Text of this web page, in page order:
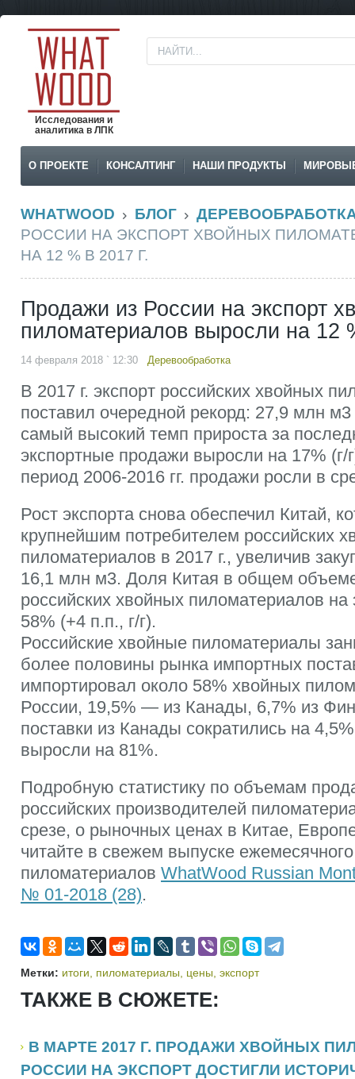
Исследования и
аналитика в ЛПК
О ПРОЕКТЕ КОНСАЛТИНГ НАШИ ПРОДУКТЫ
WHATWOOD БЛОГ
РОССИИ НА ЭКСПОРТ ХВОЙНЫХ
НА 12 % В 2017 Г.
Продажи из России на экспорт
пиломатериалов выросли на 12
14 февраля 2018 ` 12:30 Деревообработка
В 2017 г. экспорт российских хвойных
поставил очередной рекорд: 27,9 млн м3
самый высокий темп прироста за
экспортные продажи выросли на 17%
период 2006-2016 гг. продажи росли в
Рост экспорта снова обеспечил Китай,
крупнейшим потребителем российских
пиломатериалов в 2017 г., увеличив
16,1 млн м3. Доля Китая в общем
российских хвойных пиломатериалов на
58% (+4 п.п., г/г).
Российские хвойные пиломатериалы
более половины рынка импортных
импортировал около 58% хвойных
России, 19,5% — из Канады, 6,7% из
поставки из Канады сократились на
выросли на 81%.
Подробную статистику по объемам
российских производителей
срезе, о рыночных ценах в Китае,
читайте в свежем выпуске
пиломатериалов WhatWood Russian
№ 01-2018 (28).
Метки: итоги пиломатериалы цены экспорт
ТАКЖЕ В СЮЖЕТЕ:
В МАРТЕ 2017 Г. ПРОДАЖИ ХВОЙНЫХ
РОССИИ НА ЭКСПОРТ ДОСТИГЛИ